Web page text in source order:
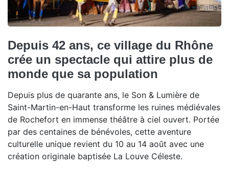
Depuis 42 ans, ce village du Rhône
crée un spectacle qui attire plus de
monde que sa population
Depuis plus de quarante ans, le Son & Lumière de
Saint-Martin-en-Haut transforme les ruines médiévales
de Rochefort en immense théâtre à ciel ouvert. Portée
par des centaines de bénévoles, cette aventure
culturelle unique revient du 10 au 14 août avec une
création originale baptisée La Louve Céleste.